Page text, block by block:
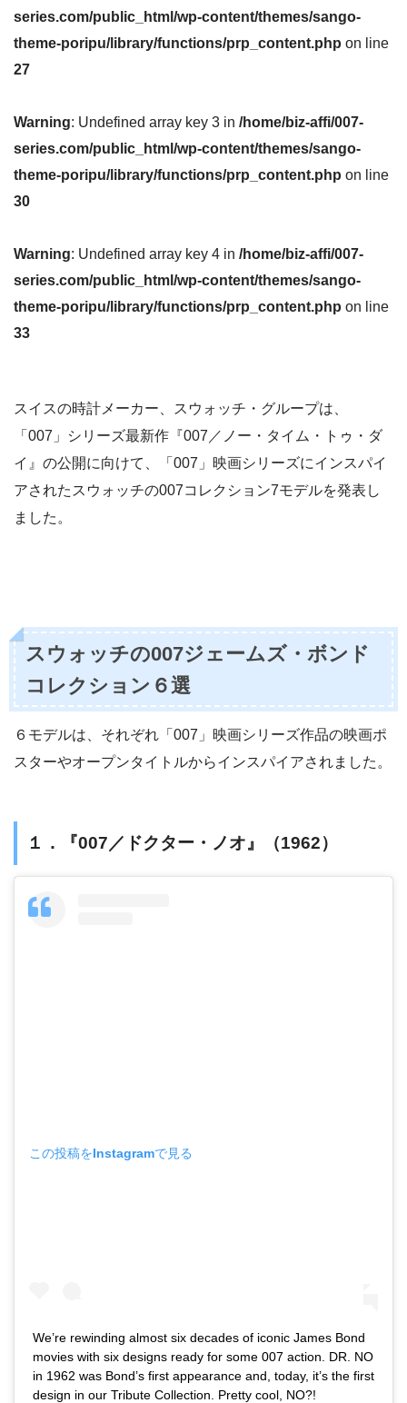
series.com/public_html/wp-content/themes/sango-
theme-poripu/library/functions/prp_content.php on line
27
Warning: Undefined array key 3 in /home/biz-affi/007-
series.com/public_html/wp-content/themes/sango-
theme-poripu/library/functions/prp_content.php on line
30
Warning: Undefined array key 4 in /home/biz-affi/007-
series.com/public_html/wp-content/themes/sango-
theme-poripu/library/functions/prp_content.php on line
33
スイスの時計メーカー、スウォッチ・グループは、
「007」シリーズ最新作『007／ノー・タイム・トゥ・ダ
イ』の公開に向けて、「007」映画シリーズにインスパイ
アされたスウォッチの007コレクション7モデルを発表し
ました。
スウォッチの007ジェームズ・ボンド
コレクション６選
６モデルは、それぞれ「007」映画シリーズ作品の映画ポ
スターやオープンタイトルからインスパイアされました。
１．『007／ドクター・ノオ』（1962）
この投稿をInstagramで見る
We’re rewinding almost six decades of iconic James Bond
movies with six designs ready for some 007 action. DR. NO
in 1962 was Bond’s first appearance and, today, it’s the first
design in our Tribute Collection. Pretty cool, NO?!